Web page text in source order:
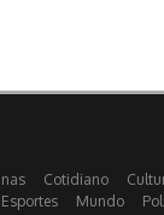
Cotidiano
Esportes Mundo